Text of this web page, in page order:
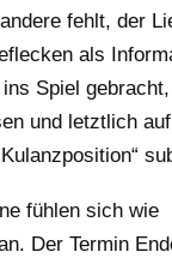
fehlt, der
als
Spiel
und letztlich
fühlen sich wie
Der Termin